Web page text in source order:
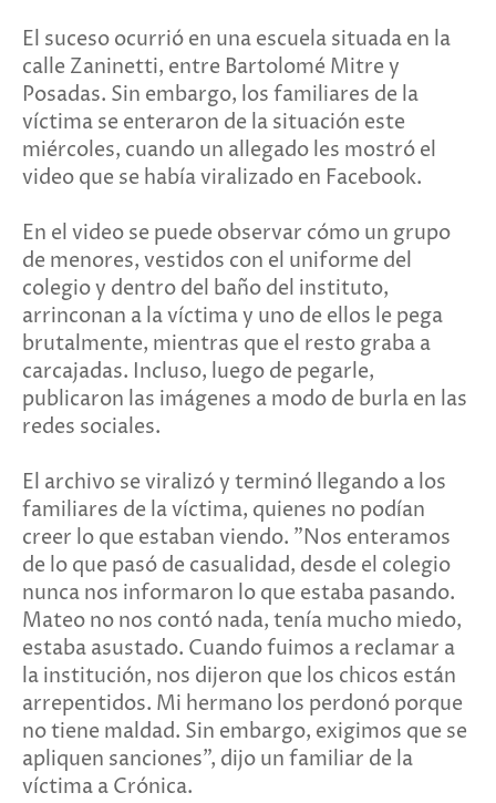
El suceso ocurrió en una escuela situada en la
calle Zaninetti, entre Bartolomé Mitre y
Posadas. Sin embargo, los familiares de la
víctima se enteraron de la situación este
miércoles, cuando un allegado les mostró el
video que se había viralizado en Facebook.
En el video se puede observar cómo un grupo
de menores, vestidos con el uniforme del
colegio y dentro del baño del instituto,
arrinconan a la víctima y uno de ellos le pega
brutalmente, mientras que el resto graba a
carcajadas. Incluso, luego de pegarle,
publicaron las imágenes a modo de burla en las
redes sociales.
El archivo se viralizó y terminó llegando a los
familiares de la víctima, quienes no podían
creer lo que estaban viendo. "Nos enteramos
de lo que pasó de casualidad, desde el colegio
nunca nos informaron lo que estaba pasando.
Mateo no nos contó nada, tenía mucho miedo,
estaba asustado. Cuando fuimos a reclamar a
la institución, nos dijeron que los chicos están
arrepentidos. Mi hermano los perdonó porque
no tiene maldad. Sin embargo, exigimos que se
apliquen sanciones", dijo un familiar de la
víctima a Crónica.